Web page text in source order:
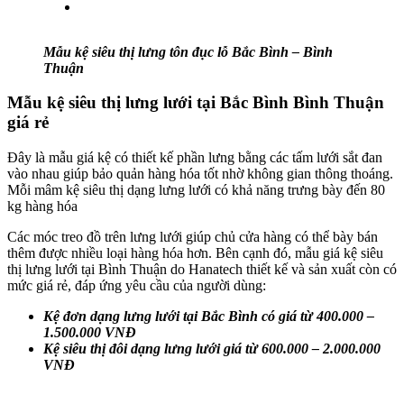
Mẫu kệ siêu thị lưng tôn đục lỗ Bắc Bình – Bình
Thuận
Mẫu kệ siêu thị lưng lưới tại Bắc Bình Bình Thuận
giá rẻ
Đây là mẫu giá kệ có thiết kế phần lưng bằng các tấm lưới sắt đan
vào nhau giúp bảo quản hàng hóa tốt nhờ không gian thông thoáng.
Mỗi mâm kệ siêu thị dạng lưng lưới có khả năng trưng bày đến 80
kg hàng hóa
Các móc treo đồ trên lưng lưới giúp chủ cửa hàng có thể bày bán
thêm được nhiều loại hàng hóa hơn. Bên cạnh đó, mẫu giá kệ siêu
thị lưng lưới tại Bình Thuận do Hanatech thiết kế và sản xuất còn có
mức giá rẻ, đáp ứng yêu cầu của người dùng:
Kệ đơn dạng lưng lưới tại Bắc Bình có giá từ 400.000 –
1.500.000 VNĐ
Kệ siêu thị đôi dạng lưng lưới giá từ 600.000 – 2.000.000
VNĐ